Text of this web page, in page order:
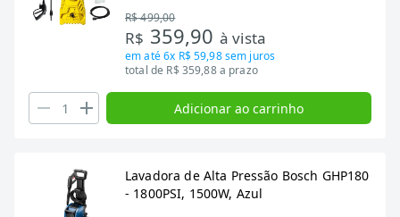
R$ 499,00
R$ 359,90 à vista
em até6x R$ 59,98sem juros
total de R$ 359,88 a prazo
Adicionar ao carrinho
Lavadora de Alta Pressão Bosch GHP180
- 1800PSI, 1500W, Azul